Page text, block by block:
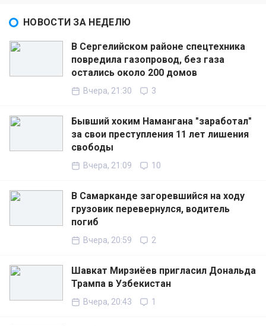
НОВОСТИ ЗА НЕДЕЛЮ
В Сергелийском районе спецтехника
повредила газопровод, без газа
остались около 200 домов
Вчера, 21:30 3
Бывший хоким Намангана "заработал"
за свои преступления 11 лет лишения
свободы
Вчера, 21:09 10
В Самарканде загоревшийся на ходу
грузовик перевернулся, водитель
погиб
Вчера, 20:59 2
Шавкат Мирзиёев пригласил Дональда
Трампа в Узбекистан
Вчера, 20:43 1